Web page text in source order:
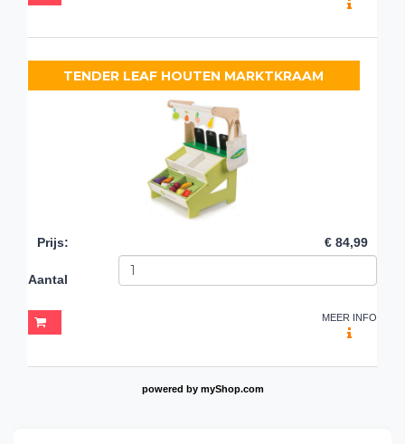
TENDER LEAF HOUTEN MARKTKRAAM
Prijs: € 84,99
Aantal
MEER INFO
powered by myShop.com